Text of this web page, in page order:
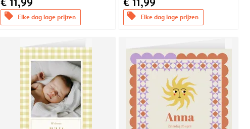
offers Elke dag lage prijzen offers Elke dag lage prijzen